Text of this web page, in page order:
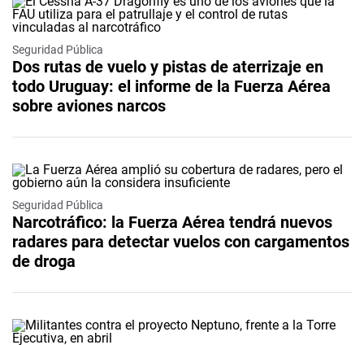
Seguridad Pública
Dos rutas de vuelo y pistas de aterrizaje en
todo Uruguay: el informe de la Fuerza Aérea
sobre aviones narcos
Seguridad Pública
Narcotráfico: la Fuerza Aérea tendrá nuevos
radares para detectar vuelos con cargamentos
de droga